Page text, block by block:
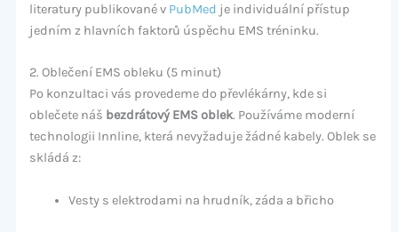
literatury publikované v PubMed je individuální přístup
jedním z hlavních faktorů úspěchu EMS tréninku.
2. Oblečení EMS obleku (5 minut)
Po konzultaci vás provedeme do převlékárny, kde si
oblečete náš bezdrátový EMS oblek. Používáme moderní
technologii Innline, která nevyžaduje žádné kabely. Oblek se
skládá z:
Vesty s elektrodami na hrudník, záda a břicho